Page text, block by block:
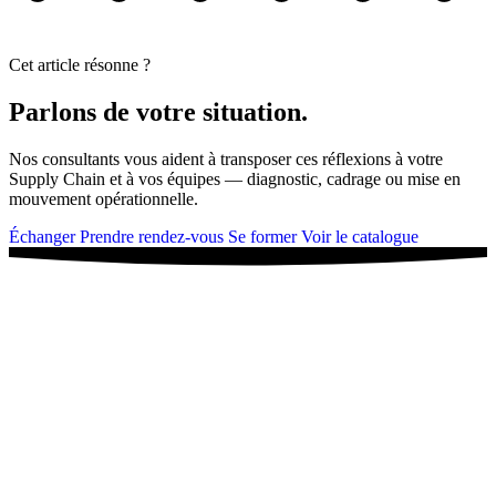
Cet article résonne ?
Parlons de votre situation.
Nos consultants vous aident à transposer ces réflexions à votre
Supply Chain et à vos équipes — diagnostic, cadrage ou mise en
mouvement opérationnelle.
Échanger Prendre rendez-vous Se former Voir le catalogue